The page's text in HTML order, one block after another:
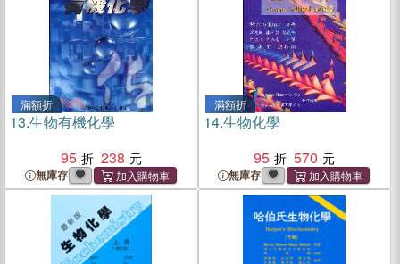
滿額折
13.生物有機化學
95
238
無庫存
滿額折
14.生物化學
95
570
無庫存